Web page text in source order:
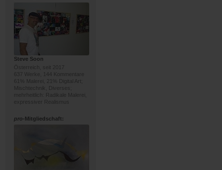
Steve Soon
Österreich, seit 2017
637 Werke, 144 Kommentare
61% Malerei, 21% Digital Art;
Mischtechnik, Diverses;
mehrheitlich: Radikale Malerei,
expressiver Realismus
pro-Mitgliedschaft: